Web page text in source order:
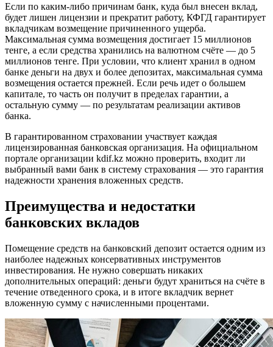
Если по каким-либо причинам банк, куда был внесен вклад,
будет лишен лицензии и прекратит работу, КФГД гарантирует
вкладчикам возмещение причиненного ущерба.
Максимальная сумма возмещения достигает 15 миллионов
тенге, а если средства хранились на валютном счёте — до 5
миллионов тенге. При условии, что клиент хранил в одном
банке деньги на двух и более депозитах, максимальная сумма
возмещения остается прежней. Если речь идет о большем
капитале, то часть он получит в пределах гарантии, а
остальную сумму — по результатам реализации активов
банка.
В гарантированном страховании участвует каждая
лицензированная банковская организация. На официальном
портале организации kdif.kz можно проверить, входит ли
выбранный вами банк в систему страхования — это гарантия
надежности хранения вложенных средств.
Преимущества и недостатки
банковских вкладов
Помещение средств на банковский депозит остается одним из
наиболее надежных консервативных инструментов
инвестирования. Не нужно совершать никаких
дополнительных операций: деньги будут храниться на счёте в
течение отведенного срока, и в итоге вкладчик вернет
вложенную сумму с начисленными процентами.